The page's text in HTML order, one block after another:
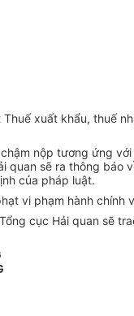
xuất khẩu, thuế
nộp tương ứng
sẽ ra thông báo
của pháp luật.
vi phạm hành chính
cục Hải quan sẽ